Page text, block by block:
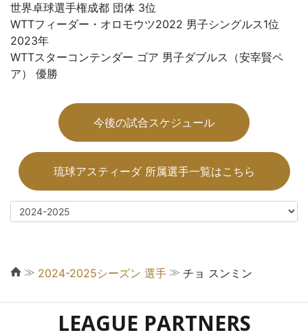
世界卓球選手権成都 団体 3位
WTTフィーダー・オロモウツ2022 男子シングルス1位
2023年
WTTスターコンテンダー ゴア 男子ダブルス（安宰賢ペ
ア） 優勝
今後の試合スケジュール
琉球アスティーダ 所属選手一覧はこちら
≫ 2024-2025シーズン 選手 ≫ チョ スンミン
LEAGUE PARTNERS